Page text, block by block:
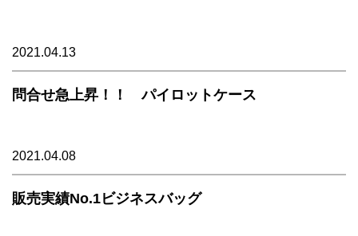
2021.04.13
問合せ急上昇！！ パイロットケース
2021.04.08
販売実績No.1ビジネスバッグ